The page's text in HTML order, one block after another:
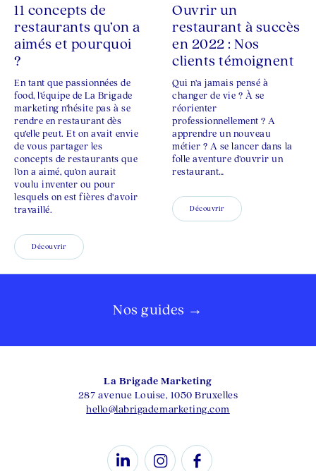
11 concepts de
restaurants qu’on a
aimés et pourquoi
?
En tant que passionnées de
food, l’équipe de La Brigade
marketing n’hésite pas à se
rendre en restaurant dès
qu’elle peut. Et on avait envie
de vous partager les
concepts de restaurants que
l’on a aimé, qu’on aurait
voulu inventer ou pour
lesquels on est fières d’avoir
travaillé.
Découvrir
Ouvrir un
restaurant à succès
en 2022 : Nos
clients témoignent
Qui n’a jamais pensé à
changer de vie ? À se
réorienter
professionnellement ? A
apprendre un nouveau
métier ? A se lancer dans la
folle aventure d’ouvrir un
restaurant…
Découvrir
Nos guides →
La Brigade Marketing
287 avenue Louise, 1050 Bruxelles
hello@labrigademarketing.com